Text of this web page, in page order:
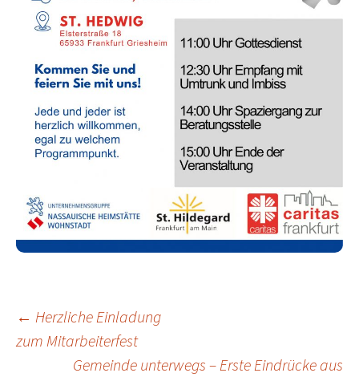
Beitragsnavigation
← Herzliche Einladung
zum Mitarbeiterfest
Gemeinde unterwegs – Erste Eindrücke aus